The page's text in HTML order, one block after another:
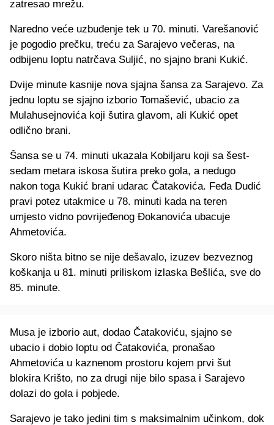
zatresao mrežu.
Naredno veće uzbuđenje tek u 70. minuti. Varešanović
je pogodio prečku, treću za Sarajevo večeras, na
odbijenu loptu natrčava Suljić, no sjajno brani Kukić.
Dvije minute kasnije nova sjajna šansa za Sarajevo. Za
jednu loptu se sjajno izborio Tomašević, ubacio za
Mulahusejnovića koji šutira glavom, ali Kukić opet
odlično brani.
Šansa se u 74. minuti ukazala Kobiljaru koji sa šest-
sedam metara iskosa šutira preko gola, a nedugo
nakon toga Kukić brani udarac Čatakovića. Feđa Dudić
pravi potez utakmice u 78. minuti kada na teren
umjesto vidno povrijeđenog Đokanovića ubacuje
Ahmetovića.
Skoro ništa bitno se nije dešavalo, izuzev bezveznog
koškanja u 81. minuti priliskom izlaska Bešlića, sve do
85. minute.
Musa je izborio aut, dodao Čatakoviću, sjajno se
ubacio i dobio loptu od Čatakovića, pronašao
Ahmetovića u kaznenom prostoru kojem prvi šut
blokira Krišto, no za drugi nije bilo spasa i Sarajevo
dolazi do gola i pobjede.
Sarajevo je tako jedini tim s maksimalnim učinkom, dok